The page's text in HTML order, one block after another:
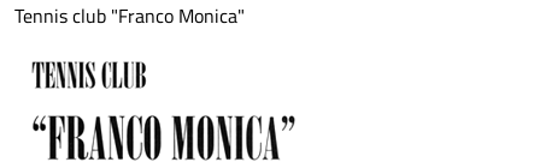
Tennis club "Franco Monica"